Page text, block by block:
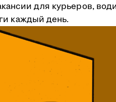
для курьеров,
каждый день.